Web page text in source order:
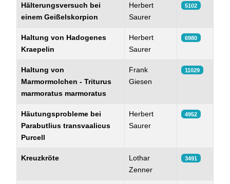
Hälterungsversuch bei
einem Geißelskorpion
Herbert
Saurer
5102
Haltung von Hadogenes
Kraepelin
Herbert
Saurer
6980
Haltung von
Marmormolchen - Triturus
marmoratus marmoratus
Frank
Giesen
11029
Häutungsprobleme bei
Parabutlius transvaalicus
Purcell
Herbert
Saurer
4952
Kreuzkröte
Lothar
Zenner
3491